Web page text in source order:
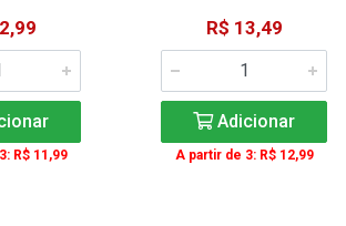
R$ 11,99
R$ 13,49
Adicionar
A partir de 3: R$ 12,99